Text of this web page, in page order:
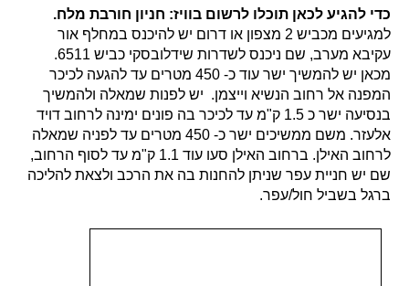
כדי להגיע לכאן תוכלו לרשום בוויז: חניון חורבת מלח.
למגיעים מכביש 2
מצפון או דרום יש להיכנס במחלף אור
עקיבא מערב, שם ניכנס לשדרות שידלובסקי כביש 6511.
מכאן יש להמשיך ישר עוד כ- 450 מטרים עד להגעה לכיכר
המפנה אל רחוב הנשיא וייצמן. יש לפנות שמאלה ולהמשיך
בנסיעה ישר כ 1.5 ק"מ עד לכיכר בה פונים ימינה לרחוב דויד
אלעזר. משם ממשיכים ישר כ- 450 מטרים עד לפניה שמאלה
לרחוב האילן. ברחוב האילן סעו עוד 1.1 ק"מ עד לסוף הרחוב,
שם יש חניית עפר שניתן להחנות בה את הרכב ולצאת להליכה
ברגל בשביל חול/עפר.